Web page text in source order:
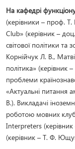
На кафедрі
(керівники – проф.
Club» (керівник –
світової політики та
Корнійчук Л. В.,
політика» (керівник
проблеми
«Актуальні питання
В.). Викладачі
роботою мовних
Interpreters
(керівник – Т. Ф.